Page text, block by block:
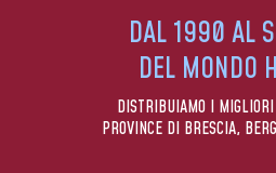
DAL 1990 AL
DEL MONDO
DISTRIBUIAMO I
PROVINCE DI BRESCIA,